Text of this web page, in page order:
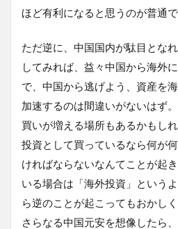
ほど有利になると思うのが普通で
ただ逆に、中国国内が駄目とな
してみれば、益々中国から海外
で、中国から逃げよう、資産を
加速するのは間違いがないはず
買いが増える場所もあるかもし
投資として買っているなら何が
ければならないなんてことが起
いる場合は「海外投資」という
ら逆のことが起こってもおかし
さらなる中国元安を想像したら